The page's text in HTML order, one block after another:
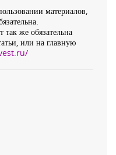
материалов,
же обязательна
или на главную